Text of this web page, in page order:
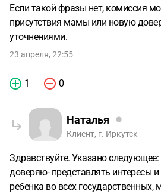
Если такой фразы нет, комиссия
присутствия мамы или новую
уточнениями.
23 апреля, 22:55
1 0
Наталья
Клиент, г. Иркутск
Здравствуйте. Указано
доверяю- представлять интересы
ребенка во всех государственных,